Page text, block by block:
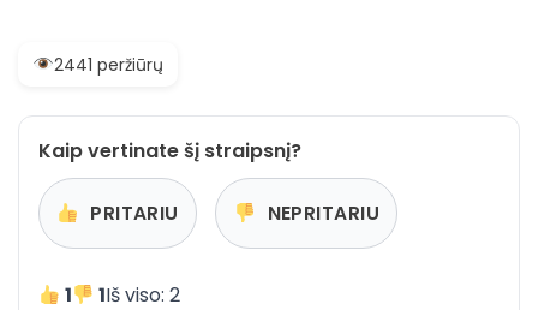
2441 peržiūrų
Kaip vertinate šį straipsnį?
PRITARIU NEPRITARIU
1 1Iš viso: 2